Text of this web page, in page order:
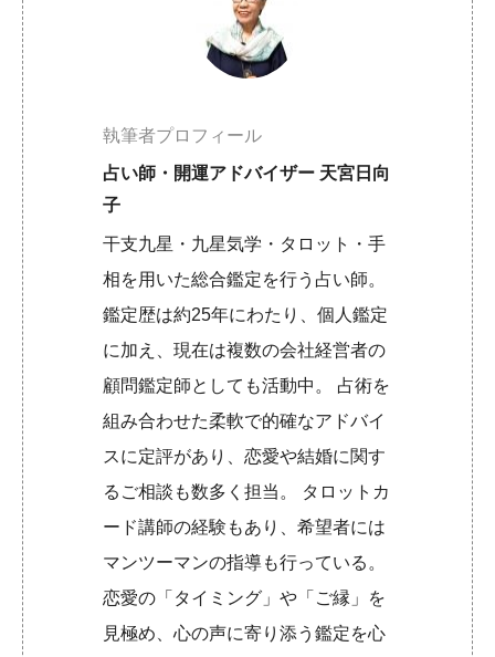
執筆者プロフィール
占い師・開運アドバイザー 天宮日向
子
干支九星・九星気学・タロット・手
相を用いた総合鑑定を行う占い師。
鑑定歴は約25年にわたり、個人鑑定
に加え、現在は複数の会社経営者の
顧問鑑定師としても活動中。 占術を
組み合わせた柔軟で的確なアドバイ
スに定評があり、恋愛や結婚に関す
るご相談も数多く担当。 タロットカ
ード講師の経験もあり、希望者には
マンツーマンの指導も行っている。
恋愛の「タイミング」や「ご縁」を
見極め、心の声に寄り添う鑑定を心